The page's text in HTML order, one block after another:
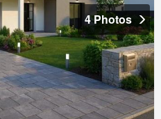
4 Photos